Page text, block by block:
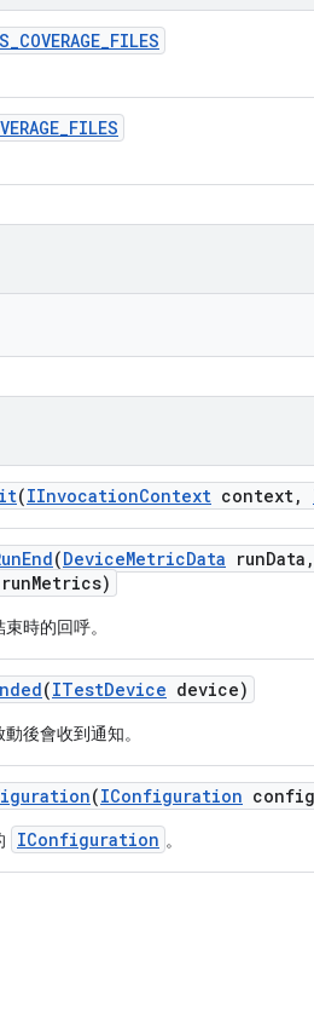
_COVERAGE_FILES
_FILES
(IInvocationContext context,
End(DeviceMetricData runData ,
Metrics)
時的回呼。
(ITestDevice device)
後會收到通知。
(IConfiguration
IConfiguration 。